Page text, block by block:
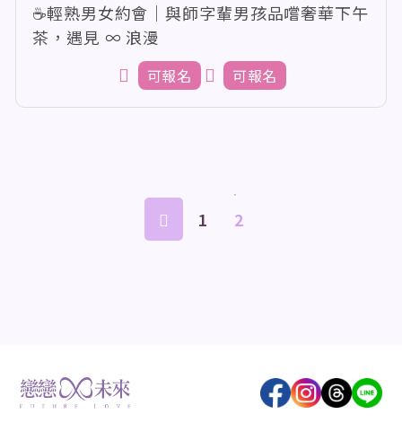
☕輕熟男女約會｜與師字輩男孩品嚐奢華下午
茶，遇見 ∞ 浪漫
可報名 可報名
1 2